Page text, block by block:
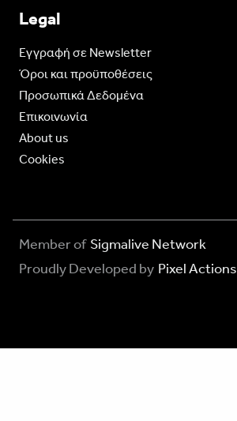
Legal
Eγγραφή σε Newsletter
Όροι και προϋποθέσεις
Προσωπικά Δεδομένα
Επικοινωνία
About us
Cookies
Member of Sigmalive Network
Proudly Developed by Pixel Actions